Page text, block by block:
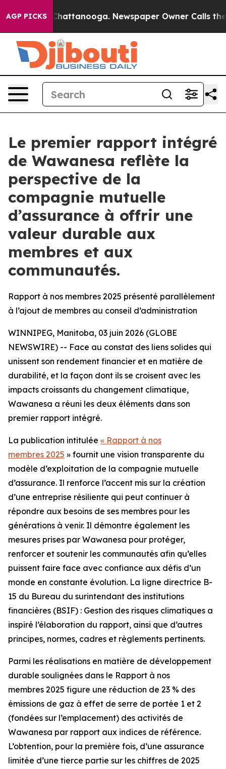
AGP PICKS
in Chattanooga. Newspaper Owner Calls the
Le premier rapport intégré
de Wawanesa reflète la
perspective de la
compagnie mutuelle
d’assurance à offrir une
valeur durable aux
membres et aux
communautés.
Rapport à nos membres 2025 présenté parallèlement
à l’ajout de membres au conseil d’administration
WINNIPEG, Manitoba, 03 juin 2026 (GLOBE
NEWSWIRE) -- Face au constat des liens solides qui
unissent son rendement financier et en matière de
durabilité, et la façon dont ils se croisent avec les
impacts croissants du changement climatique,
Wawanesa a réuni les deux éléments dans son
premier rapport intégré.
La publication intitulée « Rapport à nos
membres 2025 » fournit une vision transparente du
modèle d’exploitation de la compagnie mutuelle
d’assurance. Il renforce l’accent mis sur la création
d’une entreprise résiliente qui peut continuer à
répondre aux besoins de ses membres pour les
générations à venir. Il démontre également les
mesures prises par Wawanesa pour protéger,
renforcer et soutenir les communautés afin qu’elles
puissent faire face avec confiance aux défis d’un
monde en constante évolution. La ligne directrice B-
15 du Bureau du surintendant des institutions
financières (BSIF) : Gestion des risques climatiques a
inspiré l’élaboration du rapport, ainsi que d’autres
principes, normes, cadres et règlements pertinents.
Parmi les réalisations en matière de développement
durable soulignées dans le Rapport à nos
membres 2025 figure une réduction de 23 % des
émissions de gaz à effet de serre de portée 1 et 2
(fondées sur l’emplacement) des activités de
Wawanesa par rapport aux indices de référence.
L’obtention, pour la première fois, d’une assurance
limitée d’une tierce partie sur les chiffres de 2025